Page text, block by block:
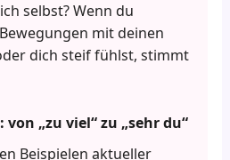
selbst? Wenn du
mit deinen
dich steif fühlst, stimmt
„zu viel“ zu „sehr du“
Beispielen aktueller